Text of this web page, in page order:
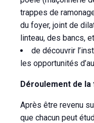
trappes de
du foyer, joint de
linteau, des bancs,
de découvrir
les opportunités
Déroulement de
Après être revenu
que chacun peut